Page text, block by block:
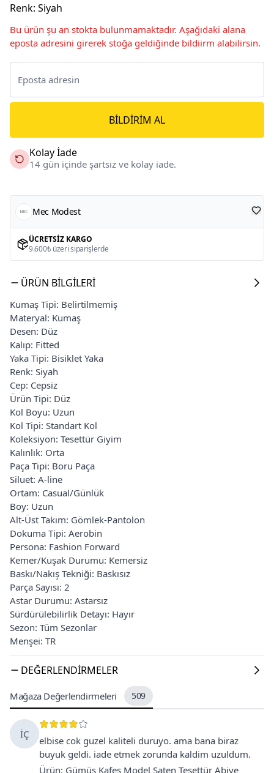
Renk: Siyah
Bu ürün şu an stokta bulunmamaktadır. Aşağıdaki alana
eposta adresini girerek stoğa geldiğinde bildiirm alabilirsin.
BILDIRIM AL
Kolay İade
14 gün içinde şartsız ve kolay iade.
Mec Modest
ÜCRETSIZ KARGO
9.600₺ üzeri siparişlerde
ÜRÜN BILGILERI
Kumaş Tipi: Belirtilmemiş
Materyal: Kumaş
Desen: Düz
Kalıp: Fitted
Yaka Tipi: Bisiklet Yaka
Renk: Siyah
Cep: Cepsiz
Ürün Tipi: Düz
Kol Boyu: Uzun
Kol Tipi: Standart Kol
Koleksiyon: Tesettür Giyim
Kalınlık: Orta
Paça Tipi: Boru Paça
Siluet: A-line
Ortam: Casual/Günlük
Boy: Uzun
Alt-Üst Takım: Gömlek-Pantolon
Dokuma Tipi: Aerobin
Persona: Fashion Forward
Kemer/Kuşak Durumu: Kemersiz
Baskı/Nakış Tekniği: Baskısız
Parça Sayısı: 2
Astar Durumu: Astarsız
Sürdürülebilirlik Detayı: Hayır
Sezon: Tüm Sezonlar
Menşei: TR
DEĞERLENDIRMELER
Mağaza Değerlendirmeleri 509
İÇ
elbise cok guzel kaliteli duruyo. ama bana biraz
buyuk geldi. iade etmek zorunda kaldim uzuldum.
Ürün: Gümüş Kafes Model Saten Tesettür Abiye